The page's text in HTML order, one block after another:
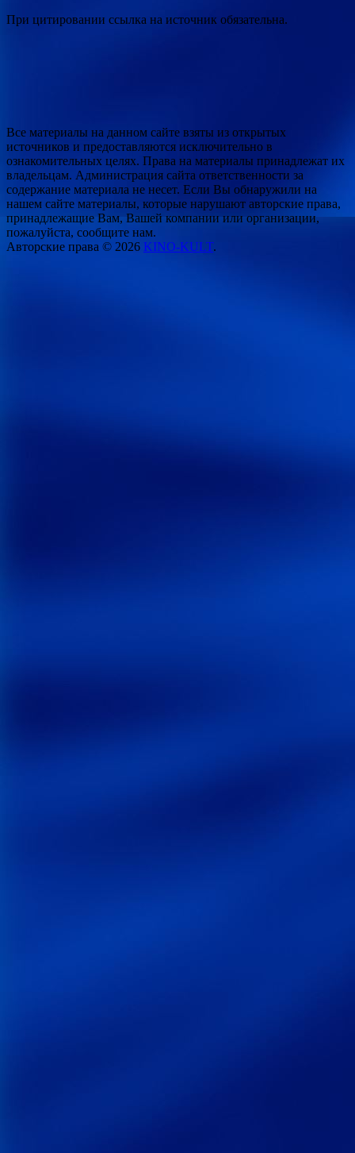
При цитировании ссылка на источник обязательна.
Все материалы на данном сайте взяты из открытых
источников и предоставляются исключительно в
ознакомительных целях. Права на материалы принадлежат их
владельцам. Администрация сайта ответственности за
содержание материала не несет. Если Вы обнаружили на
нашем сайте материалы, которые нарушают авторские права,
принадлежащие Вам, Вашей компании или организации,
пожалуйста, сообщите нам.
Авторские права © 2026 KINO-KULT.